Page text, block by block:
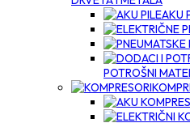
AKU
POTROŠNI